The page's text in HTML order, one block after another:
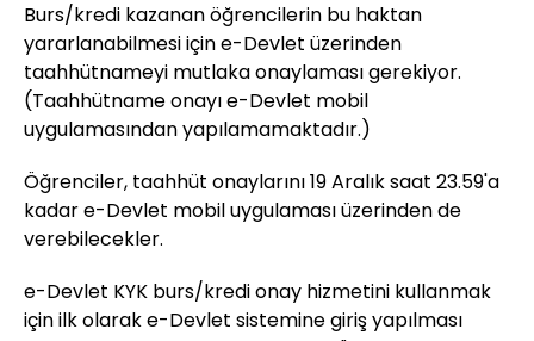
Burs/kredi kazanan öğrencilerin bu haktan
yararlanabilmesi için e-Devlet üzerinden
taahhütnameyi mutlaka onaylaması gerekiyor.
(Taahhütname onayı e-Devlet mobil
uygulamasından yapılamamaktadır.)
Öğrenciler, taahhüt onaylarını 19 Aralık saat 23.59'a
kadar e-Devlet mobil uygulaması üzerinden de
verebilecekler.
e-Devlet KYK burs/kredi onay hizmetini kullanmak
için ilk olarak e-Devlet sistemine giriş yapılması